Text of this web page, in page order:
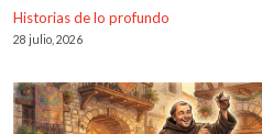
Historias de lo profundo
28 julio, 2026